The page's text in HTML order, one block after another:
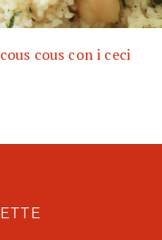
cous con i ceci